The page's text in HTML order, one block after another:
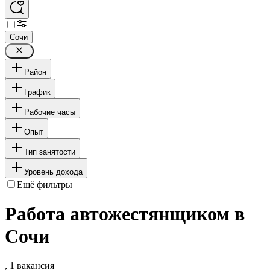
Сочи
Район
График
Рабочие часы
Опыт
Тип занятости
Уровень дохода
Ещё фильтры
Работа автожестянщиком в
Сочи
, 1 вакансия